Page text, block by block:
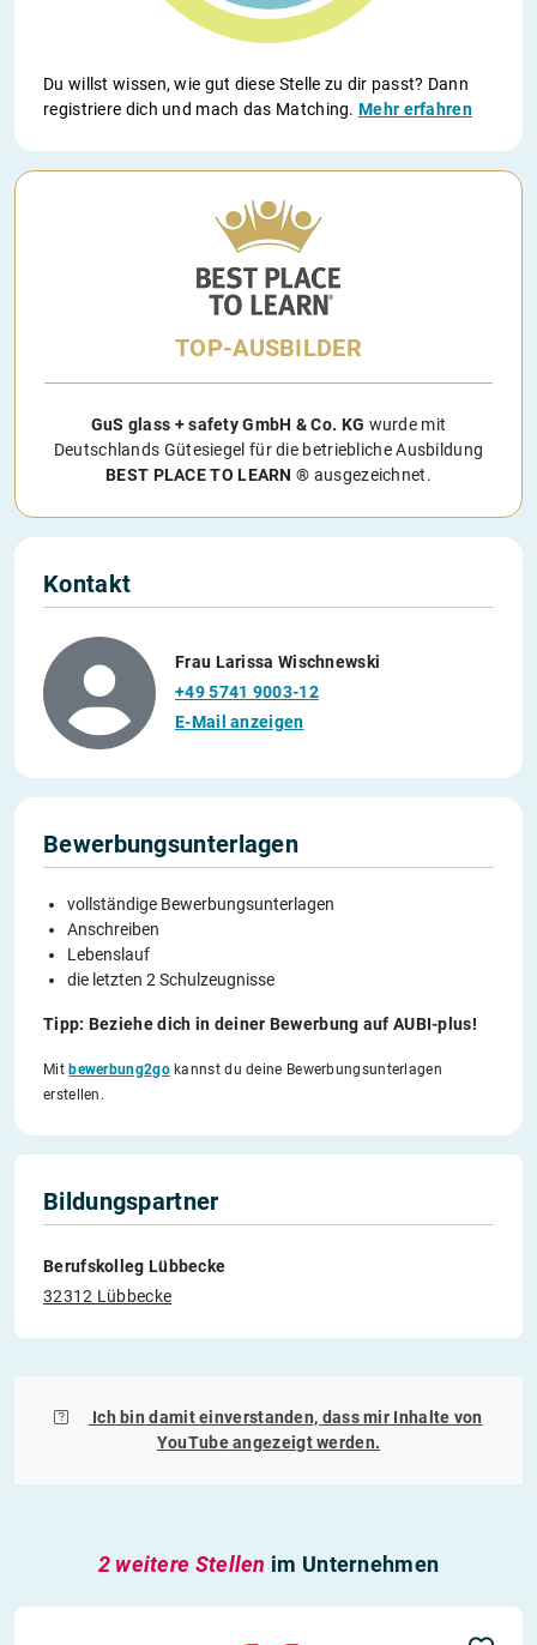
Du willst wissen, wie gut diese Stelle zu dir passt? Dann
registriere dich und mach das Matching.Mehr erfahren
TOP-AUSBILDER
GuS glass + safety GmbH & Co. KG wurde mit
Deutschlands Gütesiegel für die betriebliche Ausbildung
BEST PLACE TO LEARN ® ausgezeichnet.
Kontakt
Frau Larissa Wischnewski
+49 5741 9003-12
E-Mail anzeigen
Bewerbungsunterlagen
vollständige Bewerbungsunterlagen
Anschreiben
Lebenslauf
die letzten 2 Schulzeugnisse
Tipp: Beziehe dich in deiner Bewerbung auf AUBI-plus!
Mitbewerbung2gokannst du deine Bewerbungsunterlagen
erstellen.
Bildungspartner
Berufskolleg Lübbecke
32312 Lübbecke
Ich bin damit einverstanden, dass mir Inhalte von
YouTubeangezeigt werden.
2 weitere Stellen im Unternehmen